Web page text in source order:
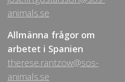
animals.se
Allmänna frågor om
arbetet i Spanien
therese.rantzow@sos-
animals.se